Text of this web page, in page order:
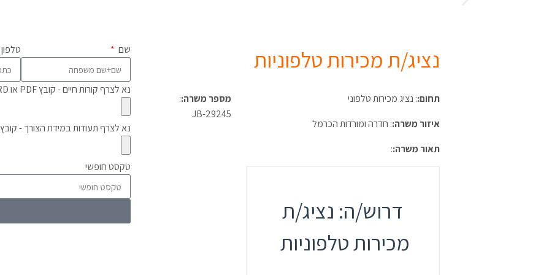
נציג/ת מכירות טלפוניות
תחום:: נציג מכירות טלפוני
איזור משרה:: חדרה ומורדות הכרמל
תאור משרה::
דרוש/ה: נציג/ת
מכירות טלפוניות
מספר משרה::
JB-29245
שם טלפון
נא לצרף קורות חיים - קובץ PDF או WORD:
נא לצרף תעודות במידת הצורך - קובץ PDF או WORD:
טקסט חופשי